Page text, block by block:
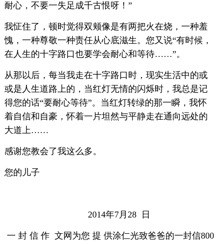
耐心，不要一失足成千古恨呀！”
我怔住了，顿时觉得双颊像是有两把火在烧，一种羞
愧，一种尊敬一种责任从心底滋生。您又说“有时候，
在人生的十字路口也要学会耐心和等待……”。
从那以后，每当我走在十字路口时，现实生活中的或
或是人生道路上的，当红灯无情的闪烁时，我总是记
得您的话“要耐心等待”。当红灯转绿的那一瞬，我怀
着自信和自豪，怀着一片坦然与平静走在通向远处的
大道上……
感谢您教会了我这么多。
您的儿子
2014年7月28 日
一 封 信 作 文网为您 提 供涂仁光致爸爸的一封信800